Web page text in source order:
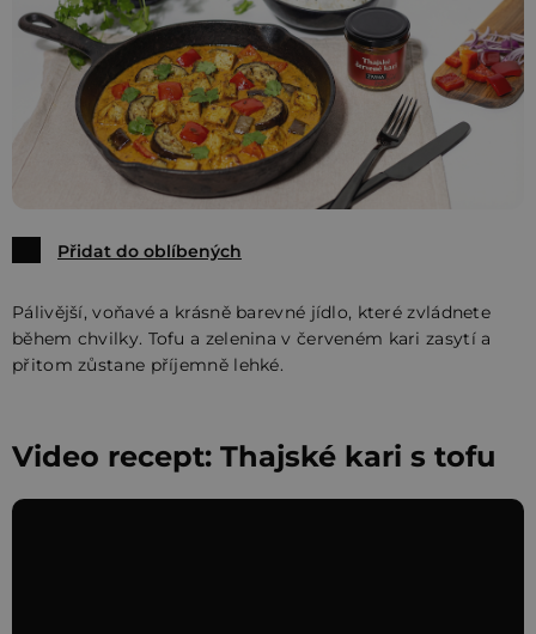
Přidat do oblíbených
Pálivější, voňavé a krásně barevné jídlo, které zvládnete
během chvilky. Tofu a zelenina v červeném kari zasytí a
přitom zůstane příjemně lehké.
Video recept: Thajské kari s tofu